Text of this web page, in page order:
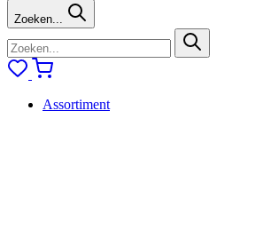
Zoeken...
Assortiment